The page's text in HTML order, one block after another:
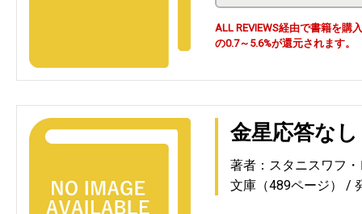
ALL REVIEWS経由で書籍を購
の0.7～5.6%が還元されます。
金星応答なし
著者：スタニスワフ
文庫（489ページ）